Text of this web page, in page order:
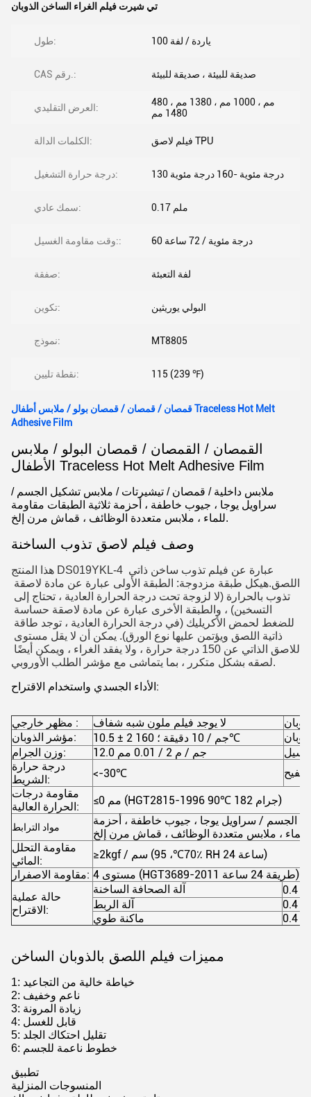
تي شيرت فيلم الغراء الساخن الذوبان
طول: 100 ياردة / لفة
CAS رقم.: صديقة للبيئة ، صديقة للبيئة
العرض التقليدي:
480 مم ، 1000 مم ، 1380 مم ،
1480 مم
الكلمات الدالة: فيلم لاصق TPU
درجة حرارة التشغيل: 130 درجة مئوية -160 درجة مئوية
سمك عادي: 0.17 ملم
وقت مقاومة الغسيل:: 60 درجة مئوية / 72 ساعة
صفقة: لفة التعبئة
تكوين: البولي يوريثين
نموذج: MT8805
نقطة تليين: 115 (239 ℉)
قمصان / قمصان / قمصان بولو / ملابس أطفال Traceless Hot Melt
Adhesive Film
القمصان / القمصان / قمصان البولو / ملابس
الأطفال Traceless Hot Melt Adhesive Film
ملابس داخلية / قمصان / تيشيرتات / ملابس تشكيل الجسم /
سراويل يوجا ، جيوب خاطفة ، أحزمة ثلاثية الطبقات مقاومة
للماء ، ملابس متعددة الوظائف ، قماش مرن إلخ.
وصف فيلم لاصق تذوب الساخنة
هذا المنتج DS019YKL-4 عبارة عن فيلم تذوب ساخن ذاتي
لصقه بشكل متكرر ، بما يتماشى مع مؤشر الطلب الأوروبي.
الأداء الجسدي واستخدام الاقتراح:
مظهر خارجي :
لا يوجد فيلم ملون شبه شفاف
مؤشر الذوبان:
10.5 ± 2 جم / 10 دقيقة ؛ 160℃
وزن الجرام:
12.0 جم / م 2 / 0.01 مم
درجة حرارة
الشريط:
<-30℃
مقاومة درجات
الحرارة العالية:
≤0 مم (HGT2815-1996 90℃ 182 جرام)
مواد الترابط الجسم / سراويل يوجا ، جيوب خاطفة ، أحزمة
مقاومة التحلل
المائي:
≥2kgf / سم (70℃
، 95٪ RH 24 ساعة)
مقاومة الاصفرار:
4 مستوى (HGT3689-2011 طريقة 24 ساعة)
حالة عملية
الاقتراح:
آلة الصحافة الساخنة
آلة الربط
ماكنة طوي
مميزات فيلم اللصق بالذوبان الساخن
1: خياطة خالية من التجاعيد
2: ناعم وخفيف
3: زيادة المرونة
4: قابل للغسل
5: تقليل احتكاك الجلد
6: خطوط ناعمة للجسم
تطبيق
المنسوجات المنزلية